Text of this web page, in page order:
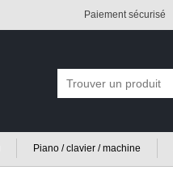
Paiement sécurisé
Piano / clavier / machine